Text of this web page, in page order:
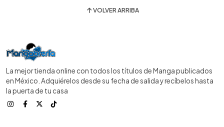
VOLVER ARRIBA
La mejor tienda online con todos los títulos de Manga publicados
en México. Adquiérelos desde su fecha de salida y recíbelos hasta
la puerta de tu casa